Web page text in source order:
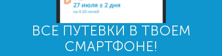
ВСЕ ПУТЕВКИ В ТВОЕМ
СМАРТФОНЕ!